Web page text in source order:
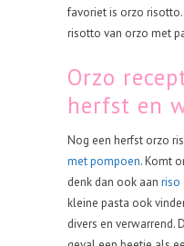
favoriet is orzo
risotto van orzo met
Orzo
herfst en
Nog een herfst orzo
met pompoen. Komt
denk dan ook aan riso
kleine pasta ook
divers en verwarrend.